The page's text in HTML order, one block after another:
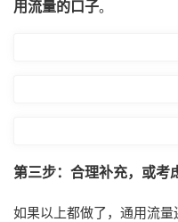
用流量的口子。
第三步：合理补充，或考
如果以上都做了，通用流量